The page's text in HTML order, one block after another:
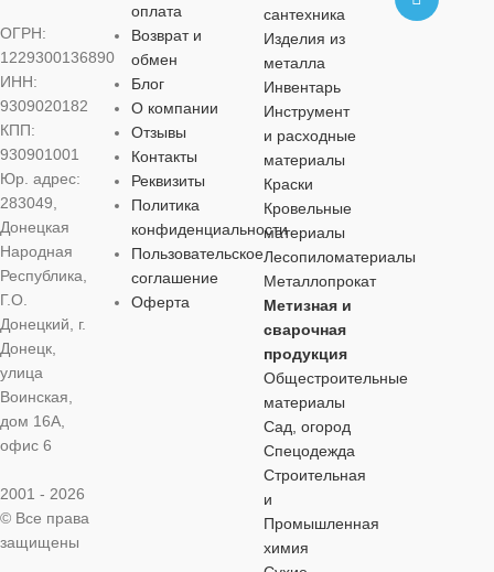
ОГРН:
1229300136890
ИНН:
9309020182
КПП:
930901001
Юр. адрес:
283049,
Донецкая
Народная
Республика,
Г.О.
Донецкий, г.
Донецк,
улица
Воинская,
дом 16А,
офис 6
2001 - 2026
© Все права
защищены
оплата
Возврат и
обмен
Блог
О компании
Отзывы
Контакты
Реквизиты
Политика
конфиденциальности
Пользовательское
соглашение
Оферта
сантехника
Изделия из
металла
Инвентарь
Инструмент
и расходные
материалы
Краски
Кровельные
материалы
Лесопиломатериалы
Металлопрокат
Метизная и
сварочная
продукция
Общестроительные
материалы
Сад, огород
Спецодежда
Строительная
и
Промышленная
химия